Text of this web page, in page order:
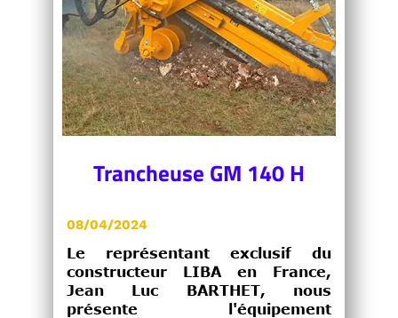
Trancheuse GM 140 H
08/04/2024
Le représentant exclusif du
constructeur LIBA en France,
Jean Luc BARTHET, nous
présente l'équipement